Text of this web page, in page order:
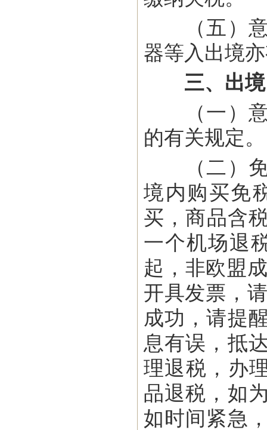
（五）意
器等入出境
三、出境
（一）意
的有关规定。
（二）免
境内购买免
买，商品含
一个机场退
起，非欧盟
开具发票，
成功，请提
息有误，抵
理退税，办
品退税，如
如时间紧急